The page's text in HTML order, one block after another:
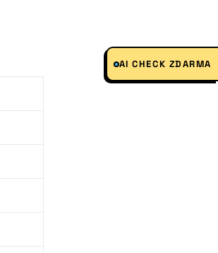
AI CHECK ZDARMA